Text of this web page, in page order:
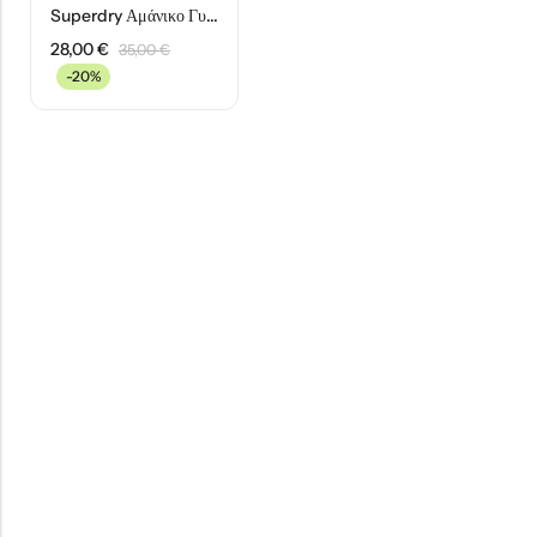
Superdry Αμάνικο Γυναικείο Top W6011586A-39E Λευκό
28,00€ 35,00€
-20%